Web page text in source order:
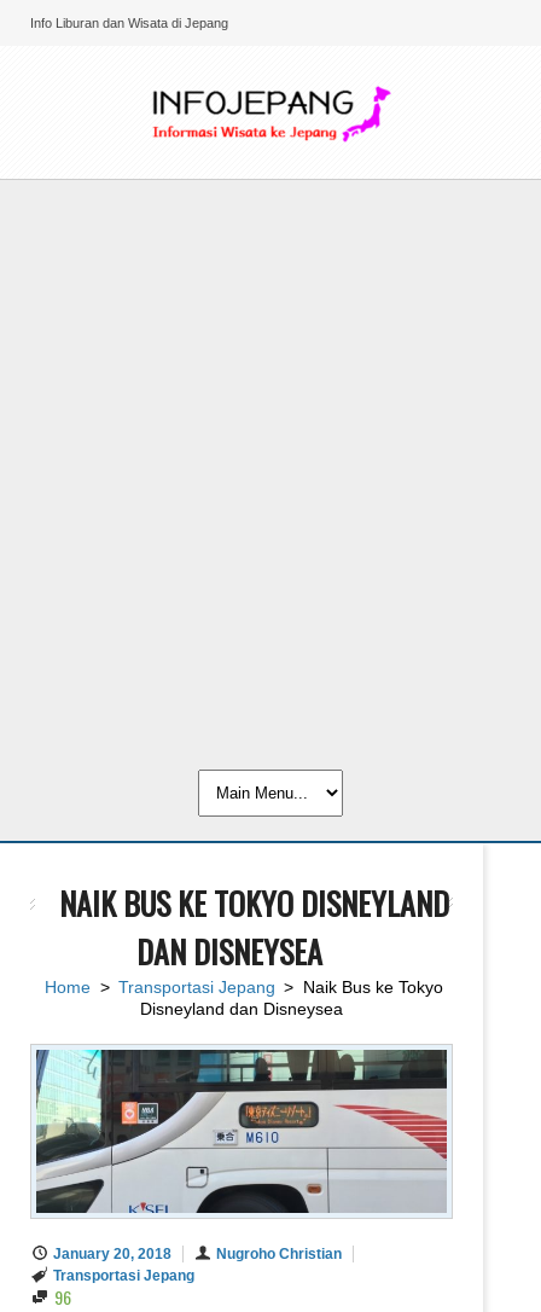
Info Liburan dan Wisata di Jepang
NAIK BUS KE TOKYO DISNEYLAND
DAN DISNEYSEA
Home> Transportasi Jepang > Naik Bus ke Tokyo
Disneyland dan Disneysea
January 20, 2018
Nugroho Christian
Transportasi Jepang
96